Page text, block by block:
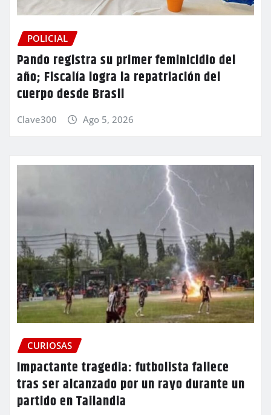
POLICIAL
Pando registra su primer feminicidio del
año; Fiscalía logra la repatriación del
cuerpo desde Brasil
Clave300 Ago 5, 2026
CURIOSAS
Impactante tragedia: futbolista fallece
tras ser alcanzado por un rayo durante un
partido en Tailandia